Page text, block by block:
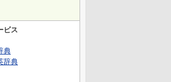
ビス
典
辞典